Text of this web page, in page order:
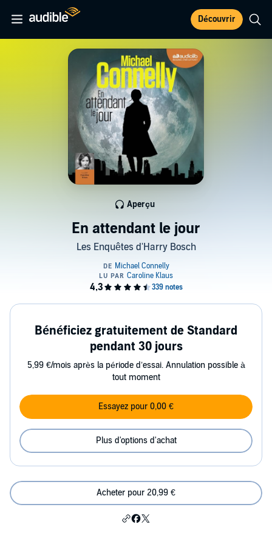
Découvrir
En attendant le jour
Les Enquêtes d'Harry Bosch
Aperçu
Bénéficiez gratuitement de Standard
pendant 30 jours
5,99 €/mois après la période d’essai. Annulation possible à
tout moment
Essayez pour 0,00 €
Plus d'options d'achat
Acheter pour 20,99 €